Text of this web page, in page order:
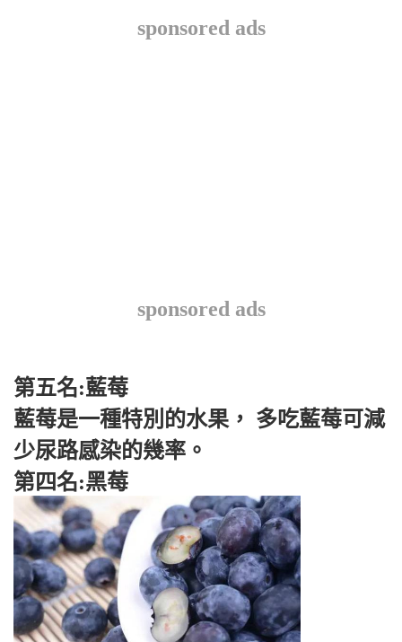
sponsored ads
sponsored ads
第五名:藍莓
藍莓是一種特別的水果， 多吃藍莓可減
少尿路感染的幾率。
第四名:黑莓